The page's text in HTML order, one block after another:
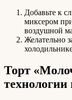
Добавьте к
миксером
воздушной
Желательно
Торт